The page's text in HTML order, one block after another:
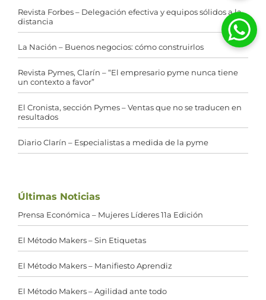
Revista Forbes – Delegación efectiva y equipos sólidos a la
distancia
La Nación – Buenos negocios: cómo construirlos
Revista Pymes, Clarín – “El empresario pyme nunca tiene
un contexto a favor”
El Cronista, sección Pymes – Ventas que no se traducen en
resultados
Diario Clarín – Especialistas a medida de la pyme
Últimas Noticias
Prensa Económica – Mujeres Líderes 11a Edición
El Método Makers – Sin Etiquetas
El Método Makers – Manifiesto Aprendiz
El Método Makers – Agilidad ante todo